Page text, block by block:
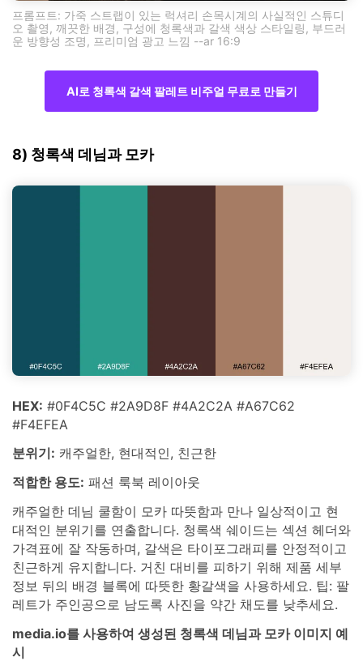
프롬프트: 가죽 스트랩이 있는 럭셔리 손목시계의 사실적인 스튜디
오 촬영, 깨끗한 배경, 구성에 청록색과 갈색 색상 스타일링, 부드러
운 방향성 조명, 프리미엄 광고 느낌 --ar 16:9
AI로 청록색 갈색 팔레트 비주얼 무료로 만들기
8) 청록색 데님과 모카
HEX: #0F4C5C #2A9D8F #4A2C2A #A67C62
#F4EFEA
분위기: 캐주얼한, 현대적인, 친근한
적합한 용도: 패션 룩북 레이아웃
캐주얼한 데님 쿨함이 모카 따뜻함과 만나 일상적이고 현
대적인 분위기를 연출합니다. 청록색 쉐이드는 섹션 헤더와
가격표에 잘 작동하며, 갈색은 타이포그래피를 안정적이고
친근하게 유지합니다. 거친 대비를 피하기 위해 제품 세부
정보 뒤의 배경 블록에 따뜻한 황갈색을 사용하세요. 팁: 팔
레트가 주인공으로 남도록 사진을 약간 채도를 낮추세요.
media.io를 사용하여 생성된 청록색 데님과 모카 이미지 예
시